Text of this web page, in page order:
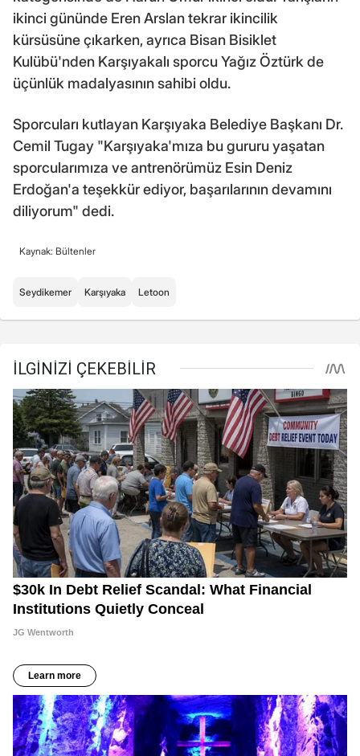
ikinci gününde Eren Arslan tekrar ikincilik
kürsüsüne çıkarken, ayrıca Bisan Bisiklet
Kulübü'nden Karşıyakalı sporcu Yağız Öztürk de
üçünlük madalyasının sahibi oldu.
Sporcuları kutlayan Karşıyaka Belediye Başkanı Dr.
Cemil Tugay "Karşıyaka'mıza bu gururu yaşatan
sporcularımıza ve antrenörümüz Esin Deniz
Erdoğan'a teşekkür ediyor, başarılarının devamını
diliyorum" dedi.
Kaynak: Bültenler
Seydikemer Karşıyaka Letoon